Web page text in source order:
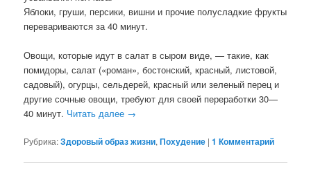
Яблоки, груши, персики, вишни и прочие полусладкие фрукты
перевариваются за 40 минут.
Овощи, которые идут в салат в сыром виде, — такие, как
помидоры, салат («роман», бостонский, красный, листовой,
садовый), огурцы, сельдерей, красный или зеленый перец и
другие сочные овощи, требуют для своей переработки 30—
40 минут. Читать далее →
Рубрика:Здоровый образ жизни,Похудение |1 Комментарий